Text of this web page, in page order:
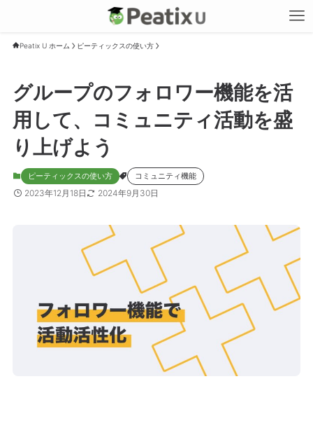
Peatix U ホーム ピーティックスの使い方
グループのフォロワー機能を活
用して、コミュニティ活動を盛
り上げよう
ピーティックスの使い方 コミュニティ機能
2023年12月18日 2024年9月30日